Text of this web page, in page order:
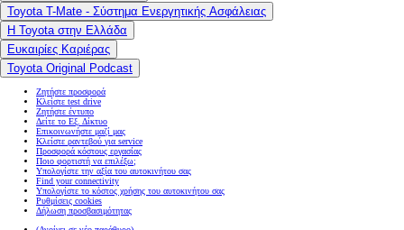
Toyota T-Mate - Σύστημα Ενεργητικής Ασφάλειας
Η Toyota στην Ελλάδα
Ευκαιρίες Καριέρας
Toyota Original Podcast
Ζητήστε προσφορά
Κλείστε test drive
Ζητήστε έντυπο
Δείτε το Εξ. Δίκτυο
Επικοινωνήστε μαζί μας
Κλείστε ραντεβού για service
Προσφορά κόστους εργασίας
Ποιο φορτιστή να επιλέξω;
Υπολογίστε την αξία του αυτοκινήτου σας
Find your connectivity
Υπολογίστε το κόστος χρήσης του αυτοκινήτου σας
Ρυθμίσεις cookies
Δήλωση προσβασιμότητας